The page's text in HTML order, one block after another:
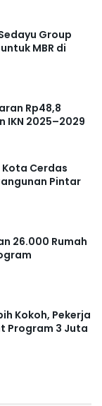
Group
MBR di
Rp48,8
IKN 2025–2029
Kota Cerdas
Pintar
26.000 Rumah
Kokoh, Pekerja
Program 3 Juta